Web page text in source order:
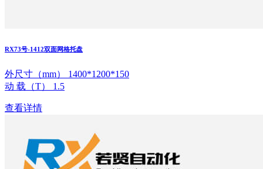
RX73号-1412双面网格托盘
外尺寸（mm） 1400*1200*150
动 载（T） 1.5
查看详情